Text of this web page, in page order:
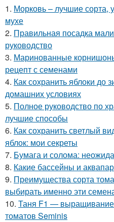
1. Морковь – лучшие сорта,
мухе
2. Правильная посадка
руководство
3. Маринованные
рецепт с семенами
4. Как сохранить яблоки до
домашних условиях
5. Полное руководство по
лучшие способы
6. Как сохранить светлый
яблок: мои секреты
7. Бумага и солома:
8. Какие бассейны и
9. Преимущества сорта
выбирать именно эти
10. Таня F1 — выращивание
томатов Seminis